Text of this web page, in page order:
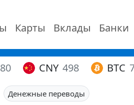
Карты Вклады Банки
CNY 498 BTC
Денежные переводы